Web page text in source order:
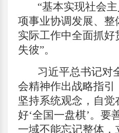
“基本实现社会
项事业协调发展、整
实际工作中全面抓
失彼”。
习近平总书记对
会精神作出战略指引
坚持系统观念，自
好‘全国一盘棋’。要
一域不能忘记整体，